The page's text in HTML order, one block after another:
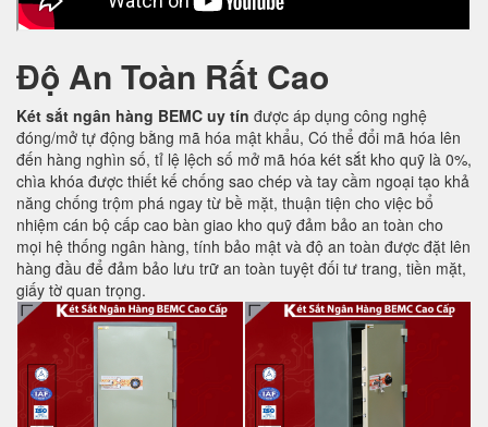
Độ An Toàn Rất Cao
Két sắt ngân hàng BEMC uy tín được áp dụng công nghệ
đóng/mở tự động bằng mã hóa mật khẩu, Có thể đổi mã hóa lên
đến hàng nghìn số, tỉ lệ lệch số mở mã hóa két sắt kho quỹ là 0%,
chìa khóa được thiết kế chống sao chép và tay cầm ngoại tạo khả
năng chống trộm phá ngay từ bề mặt, thuận tiện cho việc bổ
nhiệm cán bộ cấp cao bàn giao kho quỹ đảm bảo an toàn cho
mọi hệ thống ngân hàng, tính bảo mật và độ an toàn được đặt lên
hàng đầu để đảm bảo lưu trữ an toàn tuyệt đối tư trang, tiền mặt,
giấy tờ quan trọng.